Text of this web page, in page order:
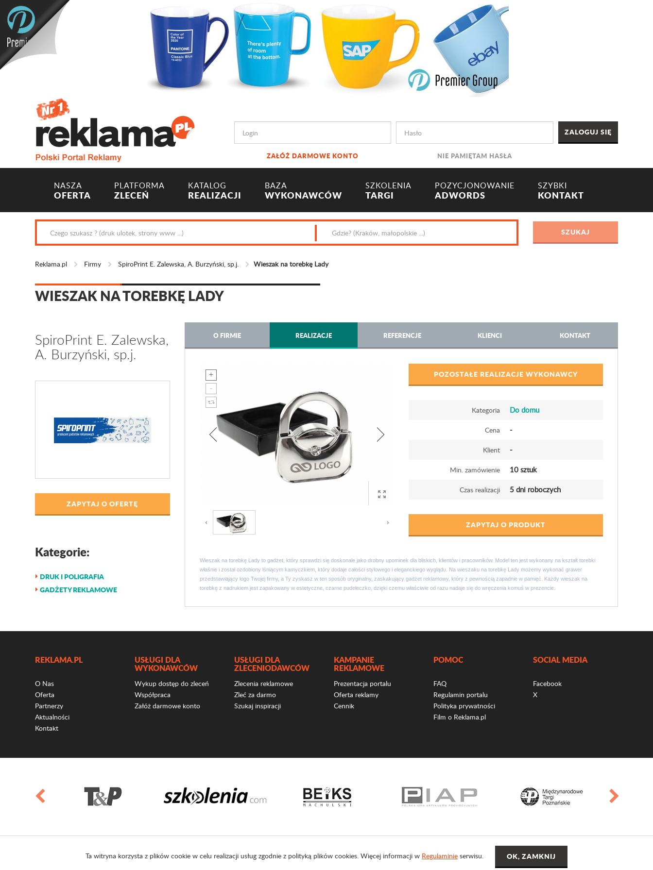
ZAŁÓŻ DARMOWE KONTO NIE PAMIĘTAM HASŁA
NASZA
OFERTA
PLATFORMA
ZLECEŃ
KATALOG
REALIZACJI
BAZA
WYKONAWCÓW
SZKOLENIA
TARGI
POZYCJONOWANIE
ADWORDS
SZYBKI
KONTAKT
Reklama.pl Firmy SpiroPrint E. Zalewska, A. Burzyński, sp.j. Wieszak na torebkę Lady
WIESZAK NA TOREBKĘ LADY
SpiroPrint E. Zalewska,
A. Burzyński, sp.j.
ZAPYTAJ O OFERTĘ
Kategorie:
DRUK I POLIGRAFIA
GADŻETY REKLAMOWE
O FIRMIE REALIZACJE REFERENCJE KLIENCI KONTAKT
POZOSTAŁE REALIZACJE WYKONAWCY
Kategoria Do domu
Cena -
Klient -
Min. zamówienie 10 sztuk
Czas realizacji 5 dni roboczych
ZAPYTAJ O PRODUKT
Wieszak na torebkę Lady to gadżet, który sprawdzi się doskonale jako drobny upominek dla bliskich, klientów i pracowników. Model ten jest wykonany na kształt torebki
właśnie i został ozdobiony lśniącym kamyczkiem, który dodaje całości stylowego i eleganckiego wyglądu. Na wieszaku na torebkę Lady możemy wykonać grawer
przedstawiający logo Twojej firmy, a Ty zyskasz w ten sposób oryginalny, zaskakujący gadżet reklamowy, który z pewnością zapadnie w pamięć. Każdy wieszak na
torebkę z nadrukiem jest zapakowany w estetyczne, czarne pudełeczko, dzięki czemu właściwie od razu nadaje się do wręczenia komuś w prezencie.
REKLAMA.PL
O Nas
Oferta
Partnerzy
Aktualności
Kontakt
USŁUGI DLA
WYKONAWCÓW
Wykup dostęp do zleceń
Współpraca
Załóż darmowe konto
USŁUGI DLA
ZLECENIODAWCÓW
Zlecenia reklamowe
Zleć za darmo
Szukaj inspiracji
KAMPANIE
REKLAMOWE
Prezentacja portalu
Oferta reklamy
Cennik
POMOC
FAQ
Regulamin portalu
Polityka prywatności
Film o Reklama.pl
SOCIAL MEDIA
Facebook
X
Ta witryna korzysta z plików cookie w celu realizacji usług zgodnie z polityką plików cookies. Więcej informacji w Regulaminie serwisu.